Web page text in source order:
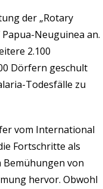
der „Rotary
Neuguinea an.
2.100
Dörfern geschult
Todesfälle zu
vom International
Fortschritte als
von
hervor. Obwohl